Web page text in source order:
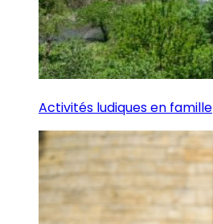
Activités ludiques en famille